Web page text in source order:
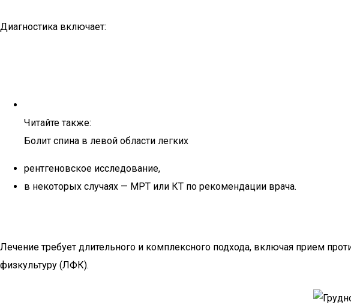
Диагностика включает:
Читайте также:
Болит спина в левой области легких
рентгеновское исследование,
в некоторых случаях — МРТ или КТ по рекомендации врача.
Лечение требует длительного и комплексного подхода, включая прием
физкультуру (ЛФК).